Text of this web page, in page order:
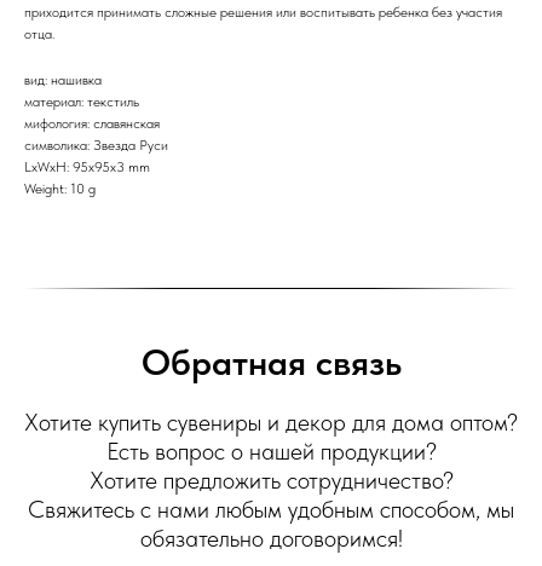
приходится принимать сложные решения или воспитывать ребенка без участия
отца.
вид: нашивка
материал: текстиль
мифология: славянская
символика: Звезда Руси
LxWxH: 95x95x3 mm
Weight: 10 g
Обратная связь
Хотите купить сувениры и декор для дома оптом?
Есть вопрос о нашей продукции?
Хотите предложить сотрудничество?
Свяжитесь с нами любым удобным способом, мы
обязательно договоримся!